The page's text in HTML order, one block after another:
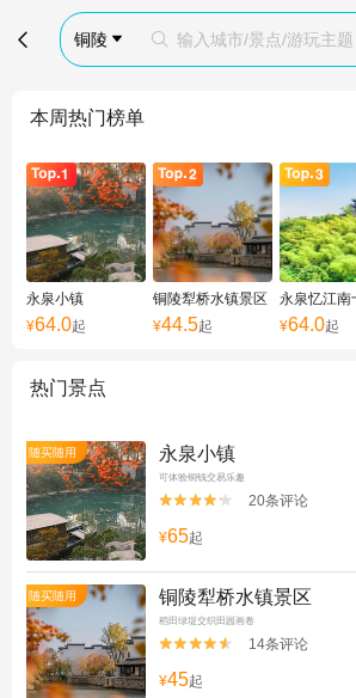
 铜陵   输入城市/景点/游玩主题
本周热门榜单
永泉小镇
¥64.0起
铜陵犁桥水镇景区
¥44.5起
永泉忆江南
¥64.0起
热门景点
随买随用 永泉小镇
可体验铜钱交易乐趣

 20条评论
¥65起
随买随用 铜陵犁桥水镇景区
稻田绿堤交织田园画卷

 14条评论
¥45起